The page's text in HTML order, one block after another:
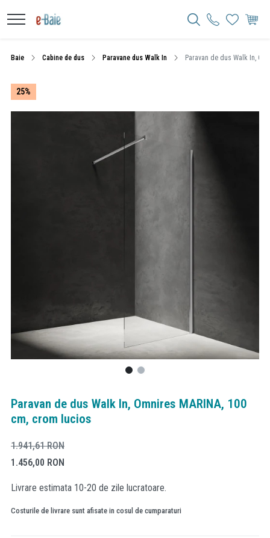
Baie Cabine de dus Paravane dus Walk In Paravan de dus Walk In,
25%
Paravan de dus Walk In, Omnires MARINA, 100
cm, crom lucios
1.941,61RON
1.456,00 RON
Livrare estimata 10-20 de zile lucratoare.
Costurile de livrare sunt afisate in cosul de cumparaturi